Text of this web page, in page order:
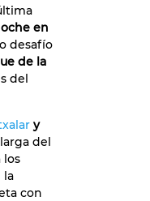
en
desafío
de la
del
y
del
los
la
con